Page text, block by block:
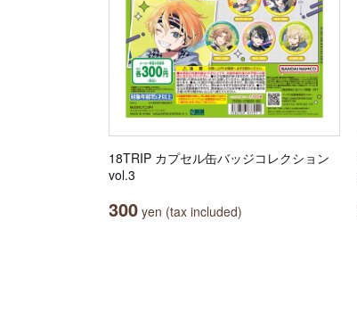
18TRIP カプセル缶バッジコレクション
vol.3
300 yen (tax included)